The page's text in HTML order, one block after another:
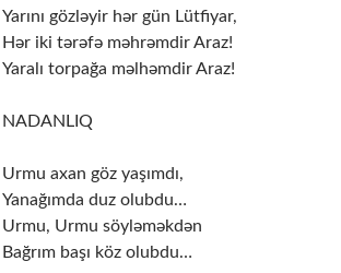
Yarını gözləyir hər gün Lütfiyar,
Hər iki tərəfə məhrəmdir Araz!
Yaralı torpağa məlhəmdir Araz!
NADANLIQ
Urmu axan göz yaşımdı,
Yanağımda duz olubdu…
Urmu, Urmu söyləməkdən
Bağrım başı köz olubdu…